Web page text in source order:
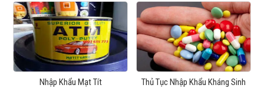
Nhập Khẩu Mạt Tít Thủ Tục Nhập Khẩu Kháng Sinh